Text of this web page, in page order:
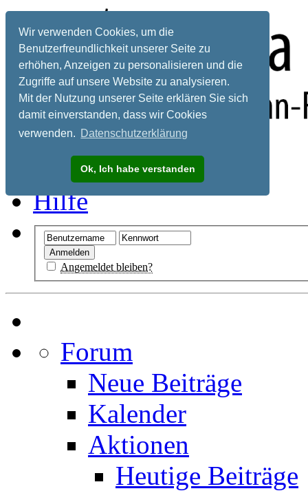
Wir verwenden Cookies, um die
Benutzerfreundlichkeit unserer Seite zu
erhöhen, Anzeigen zu personalisieren und die
Zugriffe auf unsere Website zu analysieren.
Mit der Nutzung unserer Seite erklären Sie sich
damit einverstanden, dass wir Cookies
verwenden. Datenschutzerklärung
Ok, Ich habe verstanden
Registrieren
Hilfe
Angemeldet bleiben?
Forum
Neue Beiträge
Kalender
Aktionen
Heutige Beiträge